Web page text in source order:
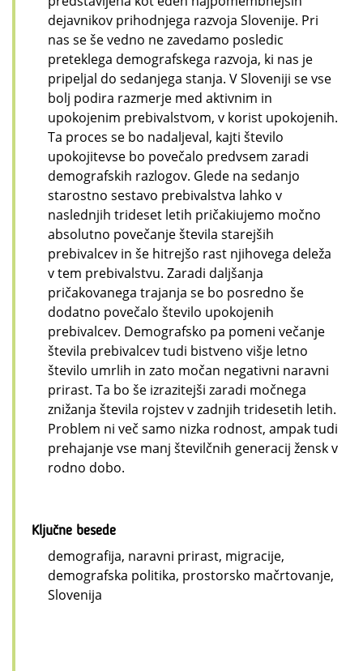
dejavnikov prihodnjega razvoja Slovenije. Pri
nas se še vedno ne zavedamo posledic
preteklega demografskega razvoja, ki nas je
pripeljal do sedanjega stanja. V Sloveniji se vse
bolj podira razmerje med aktivnim in
upokojenim prebivalstvom, v korist upokojenih.
Ta proces se bo nadaljeval, kajti število
upokojitevse bo povečalo predvsem zaradi
demografskih razlogov. Glede na sedanjo
starostno sestavo prebivalstva lahko v
naslednjih trideset letih pričakiujemo močno
absolutno povečanje števila starejših
prebivalcev in še hitrejšo rast njihovega deleža
v tem prebivalstvu. Zaradi daljšanja
pričakovanega trajanja se bo posredno še
dodatno povečalo število upokojenih
prebivalcev. Demografsko pa pomeni večanje
števila prebivalcev tudi bistveno višje letno
število umrlih in zato močan negativni naravni
prirast. Ta bo še izrazitejši zaradi močnega
znižanja števila rojstev v zadnjih tridesetih letih.
Problem ni več samo nizka rodnost, ampak tudi
prehajanje vse manj številčnih generacij žensk v
rodno dobo.
Ključne besede
demografija, naravni prirast, migracije,
demografska politika, prostorsko mačrtovanje,
Slovenija